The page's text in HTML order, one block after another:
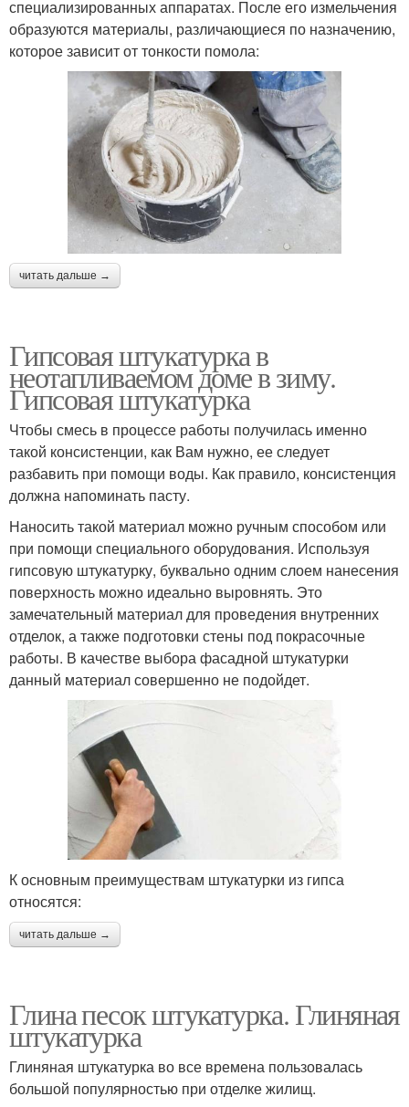
специализированных аппаратах. После его измельчения
образуются материалы, различающиеся по назначению,
которое зависит от тонкости помола:
читать дальше →
Гипсовая штукатурка в
неотапливаемом доме в зиму.
Гипсовая штукатурка
Чтобы смесь в процессе работы получилась именно
такой консистенции, как Вам нужно, ее следует
разбавить при помощи воды. Как правило, консистенция
должна напоминать пасту.
Наносить такой материал можно ручным способом или
при помощи специального оборудования. Используя
гипсовую штукатурку, буквально одним слоем нанесения
поверхность можно идеально выровнять. Это
замечательный материал для проведения внутренних
отделок, а также подготовки стены под покрасочные
работы. В качестве выбора фасадной штукатурки
данный материал совершенно не подойдет.
К основным преимуществам штукатурки из гипса
относятся:
читать дальше →
Глина песок штукатурка. Глиняная
штукатурка
Глиняная штукатурка во все времена пользовалась
большой популярностью при отделке жилищ.